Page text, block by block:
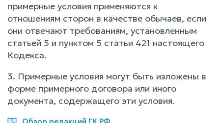
примерные условия применяются к
отношениям сторон в качестве обычаев, если
они отвечают требованиям, установленным
статьей 5 и пунктом 5 статьи 421 настоящего
Кодекса.
3. Примерные условия могут быть изложены в
форме примерного договора или иного
документа, содержащего эти условия.